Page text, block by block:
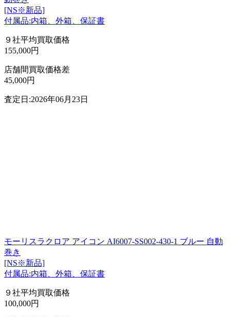
[NS※新品]
付属品:内箱、外箱、保証書
９社平均買取価格
155,000円
店舗間買取価格差
45,000円
査定日:2026年06月23日
モーリスラクロア アイコン AI6007-SS002-430-1 ブルー 自動
巻き
[NS※新品]
付属品:内箱、外箱、保証書
９社平均買取価格
100,000円